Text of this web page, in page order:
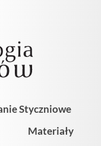
Styczniowe
Materiały